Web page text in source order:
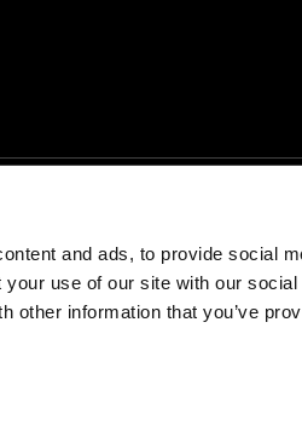
and ads, to provide social
use of our site with our
other information that you’ve